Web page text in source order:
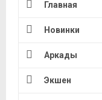
Главная
Новинки
Аркады
Экшен